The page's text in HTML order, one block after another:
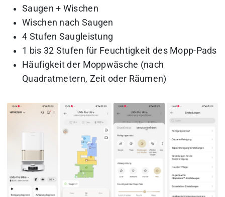
Saugen + Wischen
Wischen nach Saugen
4 Stufen Saugleistung
1 bis 32 Stufen für Feuchtigkeit des Mopp-Pads
Häufigkeit der Moppwäsche (nach
Quadratmetern, Zeit oder Räumen)